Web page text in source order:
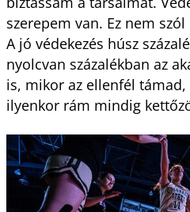
szerepem van. Ez nem
A jó védekezés húsz
nyolcvan százalékban az
is, mikor az ellenfél
ilyenkor rám mindig